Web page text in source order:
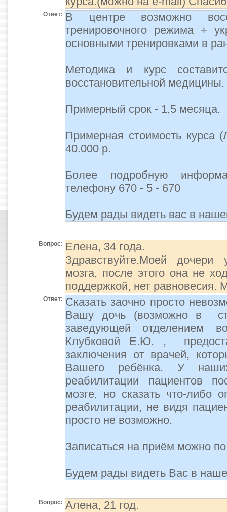
Ответ: В центре возможно
тренировочного режима +
основными тренировками в
Методика и курс
восстановительной медицины.
Примерный срок - 1,5 месяца.
Примерная стоимость
40.000 р.
Более подробную
телефону 670 - 5 - 670
Будем рады видеть вас в
Вопрос: Елена, 34 годa.
Здравствуйте.Моей дочери
мозга, после этого она не
поддержкой, нет
Ответ: Сказать заочно просто
Вашу дочь (возможно в
заведующей отделением
Клубковой Е.Ю. ,
заключения от врачей,
Вашего ребёнка. У
реабилитации пациентов
мозге, но сказать что-либо
реабилитации, не видя
просто не возможно.
Записаться на приём можно
Будем рады видеть Вас в
Вопрос: Алена, 21 год.